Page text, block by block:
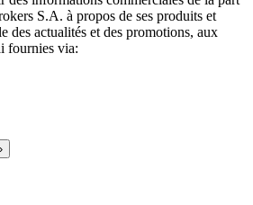
S.A. à propos de ses produits et
des actualités et des promotions, aux
fournies via: